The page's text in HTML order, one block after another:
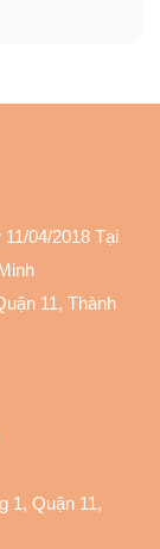
04/2018 Tại
11, Thành
1, Quận 11,